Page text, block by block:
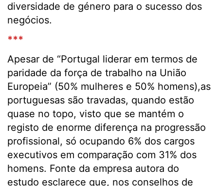
diversidade de género para o sucesso dos
negócios.
***
Apesar de “Portugal liderar em termos de
paridade da força de trabalho na União
Europeia” (50% mulheres e 50% homens),as
portuguesas são travadas, quando estão
quase no topo, visto que se mantém o
registo de enorme diferença na progressão
profissional, só ocupando 6% dos cargos
executivos em comparação com 31% dos
homens. Fonte da empresa autora do
estudo esclarece que, nos conselhos de